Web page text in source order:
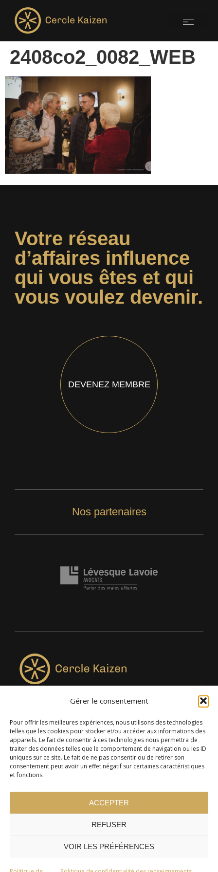
Gérer le consentement
Pour offrir les meilleures expériences, nous utilisons des technologies
telles que les cookies pour stocker et/ou accéder aux informations des
appareils. Le fait de consentir à ces technologies nous permettra de
traiter des données telles que le comportement de navigation ou les ID
uniques sur ce site. Le fait de ne pas consentir ou de retirer son
consentement peut avoir un effet négatif sur certaines caractéristiques
et fonctions.
ACCEPTER
REFUSER
VOIR LES PRÉFÉRENCES
2408co2_0082_WEB
Votre réseau
d’affaires influence
qui vous êtes et qui
vous voulez devenir.
DEVENEZ MEMBRE
Nos partenaires
4957, rue Lionel-Groulx, bureau 819, Saint-Augustin-de-
Desmaures QC G3A 0M7
© 2024 Cercle Kaizen. Tous droits réservés -